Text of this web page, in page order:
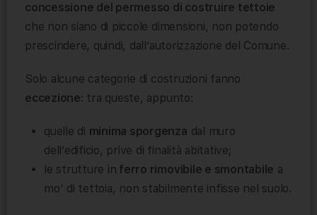
concessione del permesso di costruire tettoie
che non siano di piccole dimensioni, non potendo
prescindere, quindi, dall’autorizzazione del Comune.
Solo alcune categorie di costruzioni fanno
eccezione: tra queste, appunto:
quelle di minima sporgenza dal muro
dell’edificio, prive di finalità abitative;
le strutture in ferro rimovibile e smontabile a
mo’ di tettoia, non stabilmente infisse nel suolo.